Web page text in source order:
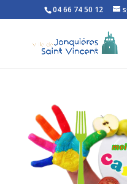
Ouvrir la barre d’outils
04 66 74 50 12